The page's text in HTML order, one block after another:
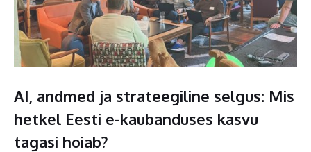
AI, andmed ja strateegiline selgus: Mis
hetkel Eesti e-kaubanduses kasvu
tagasi hoiab?